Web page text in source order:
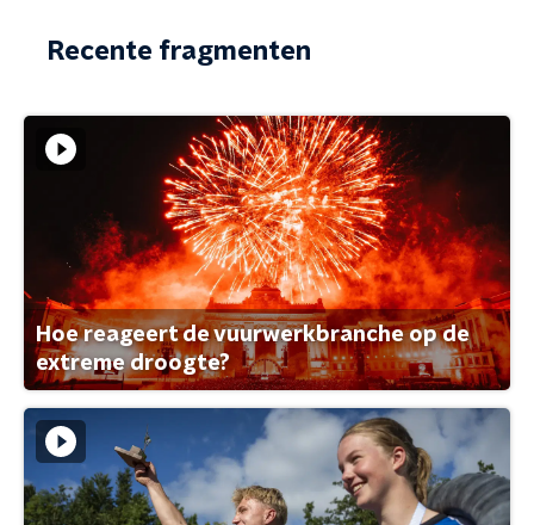
Recente fragmenten
Hoe reageert de vuurwerkbranche op de
extreme droogte?